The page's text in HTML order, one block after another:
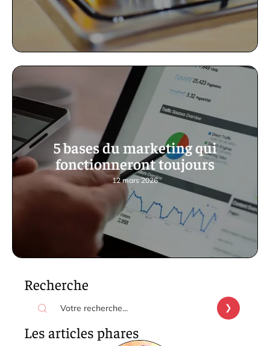
5 bases du marketing qui
fonctionneront toujours
12 mars 2026
Recherche
Les articles phares